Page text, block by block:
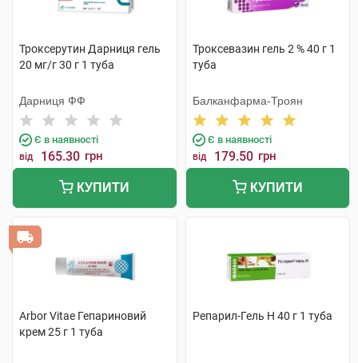
Троксерутин Дарниця гель
20 мг/г 30 г 1 туба
Дарниця ФФ
Є в наявності
від 165.30 грн
КУПИТИ
Троксевазин гель 2 % 40 г 1
туба
Балканфарма-Троян
Є в наявності
від 179.50 грн
КУПИТИ
Arbor Vitae Гепариновий
крем 25 г 1 туба
Репарил-Гель Н 40 г 1 туба